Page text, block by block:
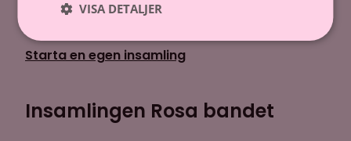
Starta en egen insamling
Insamlingen Rosa bandet
VISA DETALJER